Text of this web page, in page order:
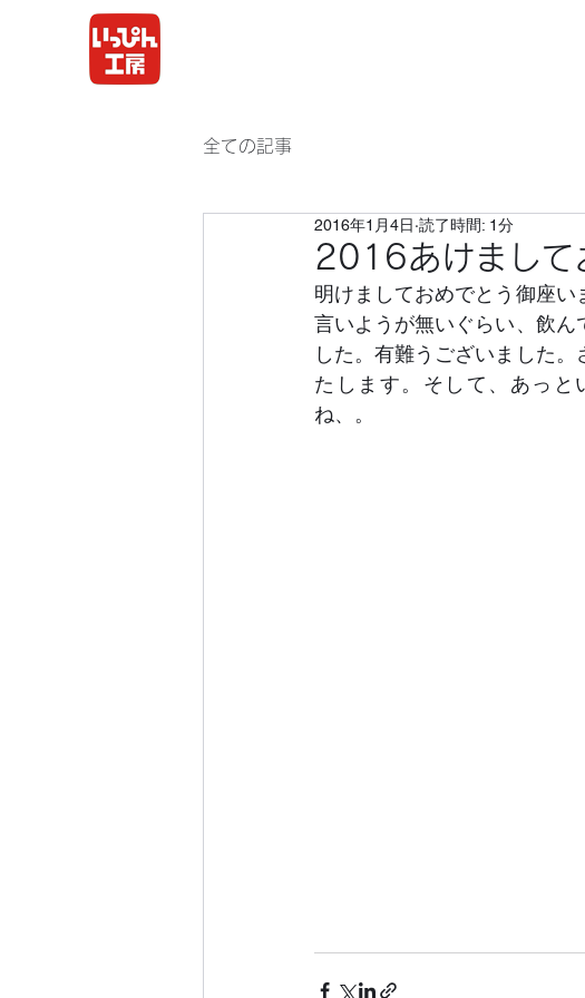
全ての記事
2016あけまして
2016年1月4日 読了時間: 1分
明けましておめでとう御座
言いようが無いぐらい、飲ん
した。有難うございました
たします。そして、あっ
ね、。